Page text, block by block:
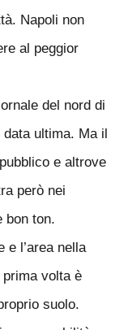
Napoli non
al peggior
del nord di
ultima. Ma il
e altrove
però nei
bon ton.
e l’area nella
volta è
suolo.